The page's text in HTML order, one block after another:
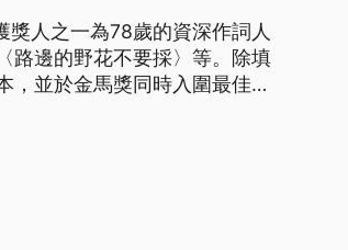
人之一為78歲的資深作詞人
路邊的野花不要採〉等。除填
，並於金馬獎同時入圍最佳原